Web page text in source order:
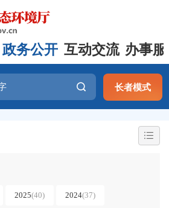
政务公开 互动交流 办事
长者模式
2025(40) 2024(37)